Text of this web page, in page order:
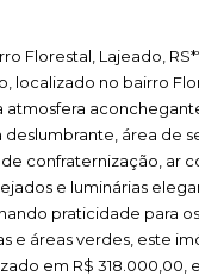
Florestal, Lajeado,
localizado no bairro
atmosfera
área de
confraternização, ar
e luminárias
praticidade para
e áreas verdes, este
em R$